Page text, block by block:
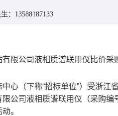
：13588187133
限公司液相质谱联用仪比价采
中心（下称“招标单位”）受浙江
公司液相质谱联用仪 （采购编
。